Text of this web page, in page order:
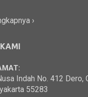
›
Indah No. 412 Dero,
55283